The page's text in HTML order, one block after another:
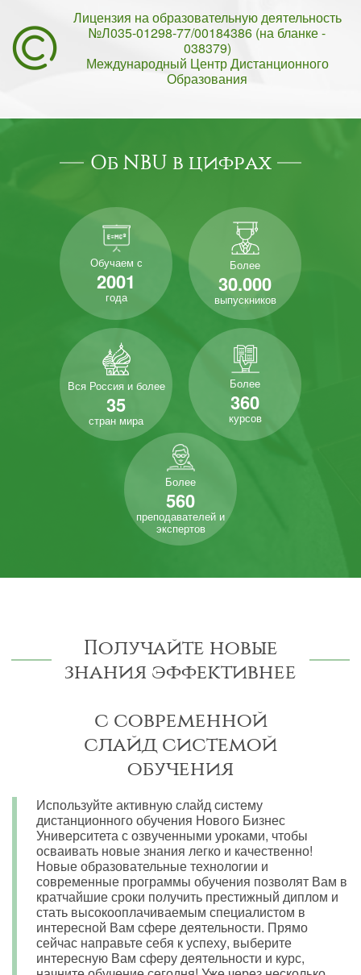
Лицензия на образовательную деятельность
№Л035-01298-77/00184386 (на бланке -
038379)
Международный Центр Дистанционного
Образования
Об NBU в цифрах
Обучаем с
2001
года
Более
30.000
выпускников
Вся Россия и более
35
стран мира
Более
360
курсов
Более
560
преподавателей и
экспертов
Получайте новые
знания эффективнее
с современной
слайд системой
обучения
Используйте активную слайд систему
дистанционного обучения Нового Бизнес
Университета с озвученными уроками, чтобы
осваивать новые знания легко и качественно!
Новые образовательные технологии и
современные программы обучения позволят Вам в
кратчайшие сроки получить престижный диплом и
стать высокооплачиваемым специалистом в
интересной Вам сфере деятельности. Прямо
сейчас направьте себя к успеху, выберите
интересную Вам сферу деятельности и курс,